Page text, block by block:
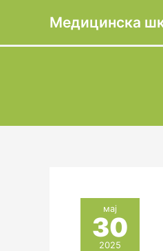
Медицинска
мај
30
2025